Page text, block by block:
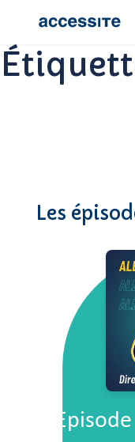
Les